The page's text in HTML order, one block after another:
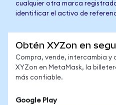
cualquier otra marca
identificar el activo de
Obtén XYZon en
Compra, vende, intercambia y
XYZon en MetaMask, la
más confiable.
Google Play